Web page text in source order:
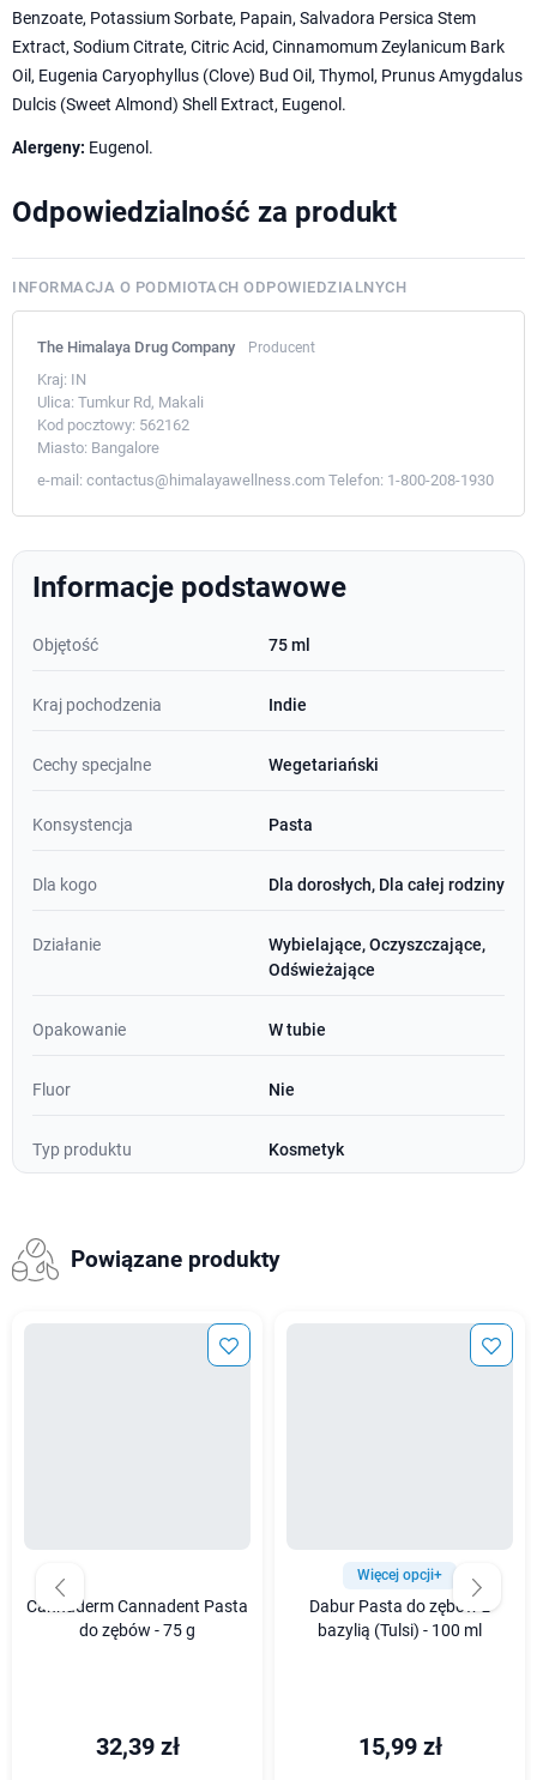
Benzoate, Potassium Sorbate, Papain, Salvadora Persica Stem
Extract, Sodium Citrate, Citric Acid, Cinnamomum Zeylanicum Bark
Oil, Eugenia Caryophyllus (Clove) Bud Oil, Thymol, Prunus Amygdalus
Dulcis (Sweet Almond) Shell Extract, Eugenol.
Alergeny: Eugenol.
Odpowiedzialność za produkt
INFORMACJA O PODMIOTACH ODPOWIEDZIALNYCH
The Himalaya Drug Company Producent
Kraj: IN
Ulica: Tumkur Rd, Makali
Kod pocztowy: 562162
Miasto: Bangalore
e-mail: contactus@himalayawellness.com Telefon: 1-800-208-1930
Informacje podstawowe
Objętość 75 ml
Kraj pochodzenia Indie
Cechy specjalne Wegetariański
Konsystencja Pasta
Dla kogo Dla dorosłych, Dla całej rodziny
Działanie
Wybielające, Oczyszczające,
Odświeżające
Opakowanie W tubie
Fluor Nie
Typ produktu Kosmetyk
Powiązane produkty
Cannaderm Cannadent Pasta
do zębów - 75 g
32,39 zł
Więcej opcji+
Dabur Pasta do zębów z
bazylią (Tulsi) - 100 ml
15,99 zł